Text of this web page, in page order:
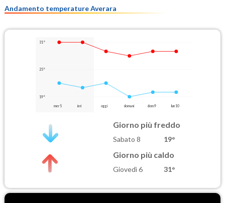
Andamento temperature Averara
31°
25°
19°
mer 5 ieri oggi domani dom 9 lun 10
Giorno più freddo
Sabato 8 19°
Giorno più caldo
Giovedì 6 31°